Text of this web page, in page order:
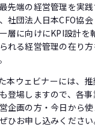
先端の経営管理を実
社団法人日本CFO協
層に向けにKPI設計を
れる経営管理の在り
本ウェビナーには、
登場しますので、各
企画の方・今日から
ひお申し込みください